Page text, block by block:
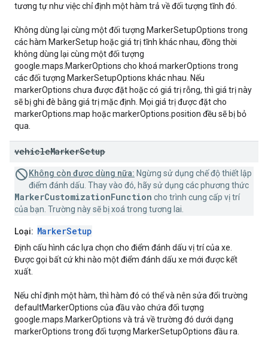
tương tự như việc chỉ định một hàm trả về đối tượng tĩnh đó.
Không dùng lại cùng một đối tượng MarkerSetupOptions trong
các hàm MarkerSetup hoặc giá trị tĩnh khác nhau, đồng thời
không dùng lại cùng một đối tượng
google.maps.MarkerOptions cho khoá markerOptions trong
các đối tượng MarkerSetupOptions khác nhau. Nếu
markerOptions chưa được đặt hoặc có giá trị rỗng, thì giá trị này
sẽ bị ghi đè bằng giá trị mặc định. Mọi giá trị được đặt cho
markerOptions.map hoặc markerOptions.position đều sẽ bị bỏ
qua.
vehicleMarkerSetup
Không còn được dùng nữa: Ngừng sử dụng chế độ thiết lập
điểm đánh dấu. Thay vào đó, hãy sử dụng các phương thức
MarkerCustomizationFunction cho trình cung cấp vị trí
của bạn. Trường này sẽ bị xoá trong tương lai.
Loại: MarkerSetup
Định cấu hình các lựa chọn cho điểm đánh dấu vị trí của xe.
Được gọi bất cứ khi nào một điểm đánh dấu xe mới được kết
xuất.
Nếu chỉ định một hàm, thì hàm đó có thể và nên sửa đổi trường
defaultMarkerOptions của đầu vào chứa đối tượng
google.maps.MarkerOptions và trả về trường đó dưới dạng
markerOptions trong đối tượng MarkerSetupOptions đầu ra.